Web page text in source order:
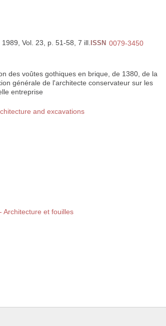
. 1989, Vol. 23, p. 51-58, 7 ill. ISSN 0079-3450
des voûtes gothiques en brique, de 1380, de la
générale de l'architecte conservateur sur les
entreprise
and excavations
Architecture et fouilles